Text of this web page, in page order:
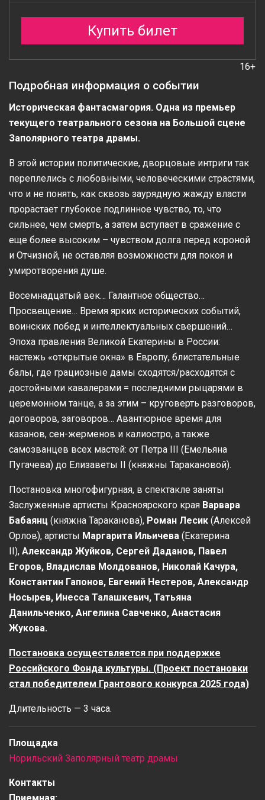
Купить билет
16+
Подробная информация о событии
Историческая фантасмагория. Одна из премьер
текущего театрального сезона на Большой сцене
Заполярного театра драмы.
В этой истории политические, дворцовые интриги так
переплелись с любовными, человеческими страстями,
что и не понять, как сквозь заурядную жажду власти
прорастает глубокое подлинное чувство, то, что
сильнее, чем смерть, а затем вступает в сражение с
еще более высоким – чувством долга перед короной
и Отчизной, не оставляя возможности для покоя и
умиротворения душе.
Восемнадцатый век… Галантное общество…
Просвещение… Время ярких исторических событий,
воинских побед и интеллектуальных свершений…
Эпоха правления Великой Екатерины в России:
настежь «открытые окна» в Европу, блистательные
балы, где грациозные дамы сходятся/расходятся с
достойными кавалерами = последними рыцарями в
церемонном танце, а за этим – круговерть разговоров,
договоров, заговоров… Авантюрное время для
казанов, сен-жерменов и калиостро, а также
самозванцев всех мастей: от Петра III (Емельяна
Пугачева) до Елизаветы II (княжны Таракановой).
Постановка многофигурная, в спектакле заняты
Заслуженные артисты Красноярского края Варвара
Бабаянц (княжна Тараканова), Роман Лесик (Алексей
Орлов), артисты Маргарита Ильичева (Екатерина
II), Александр Жуйков, Сергей Даданов, Павел
Егоров, Владислав Молдованов, Николай Качура,
Константин Гапонов, Евгений Нестеров, Александр
Носырев, Инесса Талашкевич, Татьяна
Данильченко, Ангелина Савченко, Анастасия
Жукова.
Постановка осуществляется при поддержке
Российского Фонда культуры. (Проект постановки
стал победителем Грантового конкурса 2025 года)
Длительность — 3 часа.
Площадка
Норильский Заполярный театр драмы
Контакты